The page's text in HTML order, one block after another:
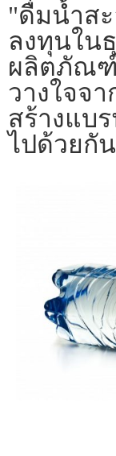
"ดื่มน้ำสะ
ลงทุนใน
ผลิตภัณฑ์
วางใจจ
สร้างแบ
ไปด้วยกัน